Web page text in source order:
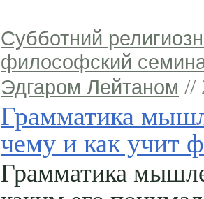
Субботний
философский
Эдгаром Лейтаном //
Грамматика
чему и как учит
Грамматика